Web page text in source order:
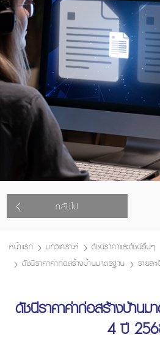
กลับไป
หน้าแรก บทวิเคราะห์
ดัชนีราคาและดัชนีอื่นๆ
ดัชนีราคาค่าก่อสร้างบ้านมาตรฐาน
รายละ
ดัชนีราคาค่าก่อสร้างบ้าน
4 ปี